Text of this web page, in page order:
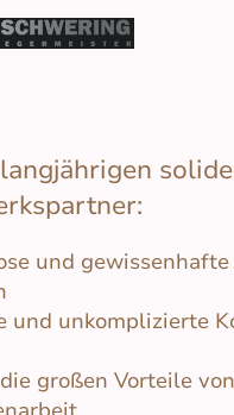
und
und unkomplizierte
großen Vorteile